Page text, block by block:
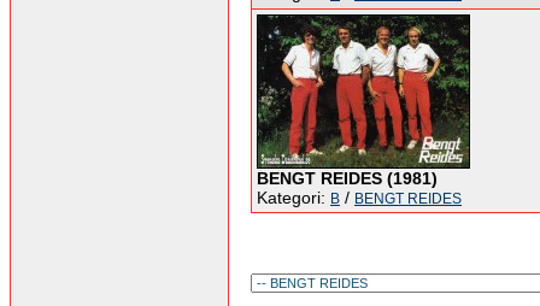
BENGT REIDES (1981)
Kategori: B / BENGT REIDES